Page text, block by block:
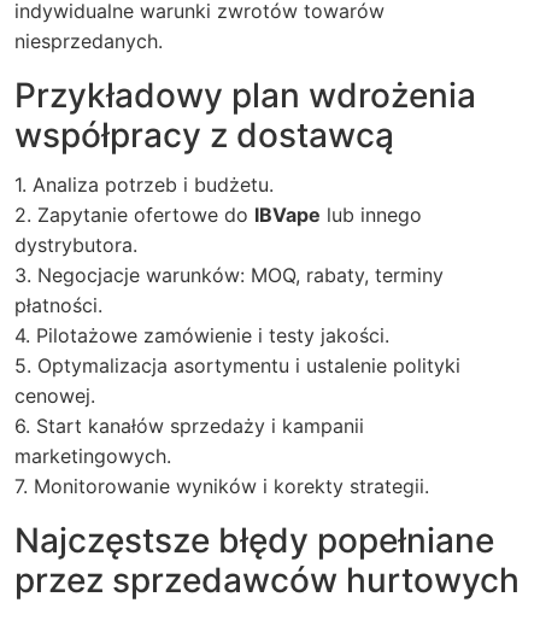
indywidualne warunki zwrotów towarów
niesprzedanych.
Przykładowy plan wdrożenia
współpracy z dostawcą
1. Analiza potrzeb i budżetu.
2. Zapytanie ofertowe do IBVape lub innego
dystrybutora.
3. Negocjacje warunków: MOQ, rabaty, terminy
płatności.
4. Pilotażowe zamówienie i testy jakości.
5. Optymalizacja asortymentu i ustalenie polityki
cenowej.
6. Start kanałów sprzedaży i kampanii
marketingowych.
7. Monitorowanie wyników i korekty strategii.
Najczęstsze błędy popełniane
przez sprzedawców hurtowych